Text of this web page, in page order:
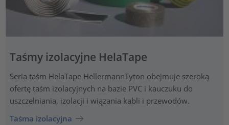
Taśmy izolacyjne HelaTape
Seria taśm HelaTape HellermannTyton obejmuje szeroką
ofertę taśm izolacyjnych na bazie PVC i kauczuku do
uszczelniania, izolacji i wiązania kabli i przewodów.
Taśma izolacyjna